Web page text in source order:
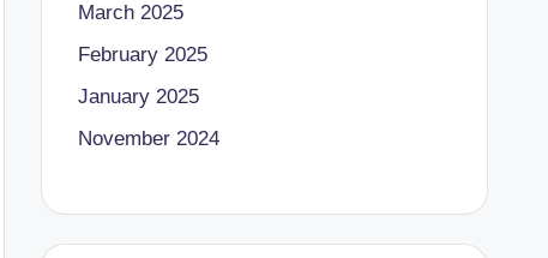
March 2025
February 2025
January 2025
November 2024